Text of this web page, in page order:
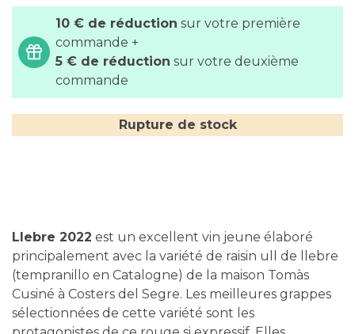
the
gallery
10 € de réduction sur votre première
commande +
5 € de réduction sur votre deuxième
commande
Rupture de stock
Llebre 2022 est un excellent vin jeune élaboré
principalement avec la variété de raisin ull de llebre
(tempranillo en Catalogne) de la maison Tomàs
Cusiné à Costers del Segre. Les meilleures grappes
sélectionnées de cette variété sont les